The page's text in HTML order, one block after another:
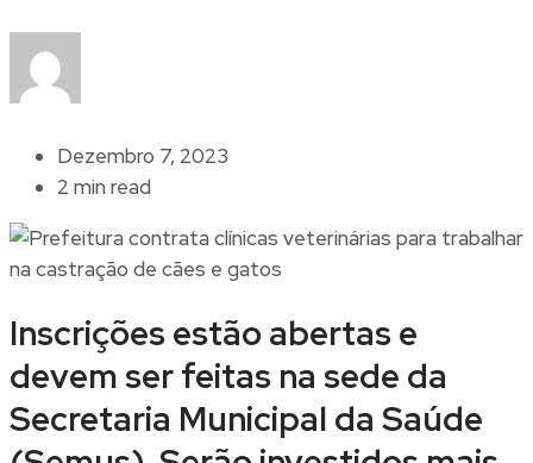
Dezembro 7, 2023
2 min read
Inscrições estão abertas e
devem ser feitas na sede da
Secretaria Municipal da Saúde